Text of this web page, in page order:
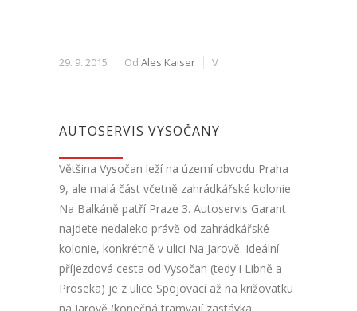
29. 9. 2015 Od Ales Kaiser V
AUTOSERVIS VYSOČANY
Většina Vysočan leží na území obvodu Praha
9, ale malá část včetně zahrádkářské kolonie
Na Balkáně patří Praze 3. Autoservis Garant
najdete nedaleko právě od zahrádkářské
kolonie, konkrétně v ulici Na Jarově. Ideální
příjezdová cesta od Vysočan (tedy i Libně a
Proseka) je z ulice Spojovací až na križovatku